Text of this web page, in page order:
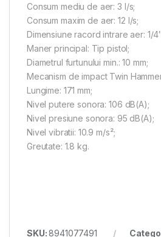
Consum mediu de aer: 3 l/s;
Consum maxim de aer: 12 l/s;
Dimensiune racord intrare aer: 1/
Maner principal: Tip pistol;
Diametrul furtunului min.: 10 mm;
Mecanism de impact Twin
Lungime: 171 mm;
Nivel putere sonora: 106 dB(A);
Nivel presiune sonora: 95 dB(A);
Nivel vibratii: 10.9 m/s²;
Greutate: 1.8 kg.
SKU:8941077491